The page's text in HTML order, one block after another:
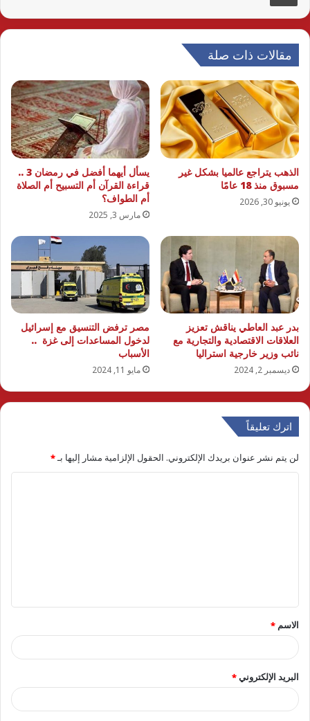
مقالات ذات صلة
الذهب يتراجع عالميا بشكل غير
مسبوق منذ 18 عامًا
يونيو 30, 2026
يسأل أيهما أفضل في رمضان 3 ..
قراءة القرآن أم التسبيح أم الصلاة
أم الطواف؟
مارس 3, 2025
بدر عبد العاطي يناقش تعزيز
العلاقات الاقتصادية والتجارية مع
نائب وزير خارجية استراليا
ديسمبر 2, 2024
مصر ترفض التنسيق مع إسرائيل
لدخول المساعدات إلى غزة ..
الأسباب
مايو 11, 2024
اترك تعليقاً
لن يتم نشر عنوان بريدك الإلكتروني. الحقول الإلزامية مشار إليها بـ*
ق
*
الاسم *
البريد الإلكتروني*